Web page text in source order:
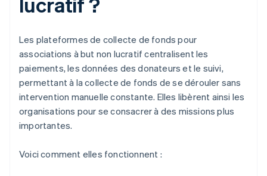
Les plateformes de collecte de fonds pour
associations à but non lucratif centralisent les
paiements, les données des donateurs et le suivi,
permettant à la collecte de fonds de se dérouler sans
intervention manuelle constante. Elles libèrent ainsi les
organisations pour se consacrer à des missions plus
importantes.
Voici comment elles fonctionnent :